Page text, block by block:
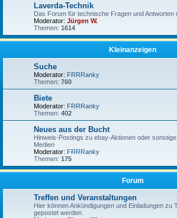
Laverda-Technik
Das Forum für technische Fragen und Antworten
Moderator: Jürgen W.
Themen: 1614
Kleinanzeigen
Suche
Moderator: FRRRanky
Themen: 760
Biete
Moderator: FRRRanky
Themen: 402
Neues aus der Bucht
Hinweis-Postings zu ebay-Aktionen oder
Medien
Moderator: FRRRanky
Themen: 175
Forum
Treffen und Veranstaltungen
Hier können Ankündigungen und Einladungen zu
gepostet werden.